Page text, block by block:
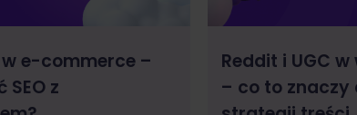
e-commerce –
z
Reddit i UGC
– co to znaczy